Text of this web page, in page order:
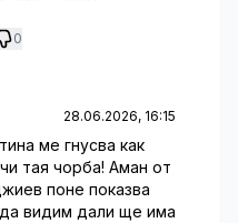
0
28.06.2026, 16:15
ме гнусва как
тая чорба! Аман от
поне показва
видим дали ще има